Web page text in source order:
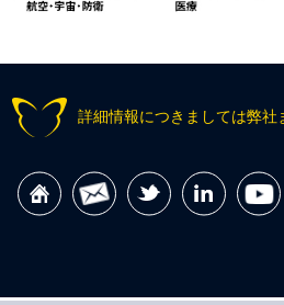
詳細情報につきましては弊社